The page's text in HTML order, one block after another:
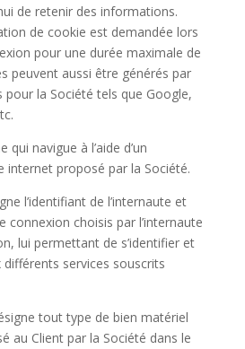
de retenir des informations.
de cookie est demandée lors
pour une durée maximale de
peuvent aussi être générés par
pour la Société tels que Google,
navigue à l’aide d’un
internet proposé par la Société.
l’identifiant de l’internaute et
connexion choisis par l’internaute
lui permettant de s’identifier et
services souscrits
tout type de bien matériel
au Client par la Société dans le